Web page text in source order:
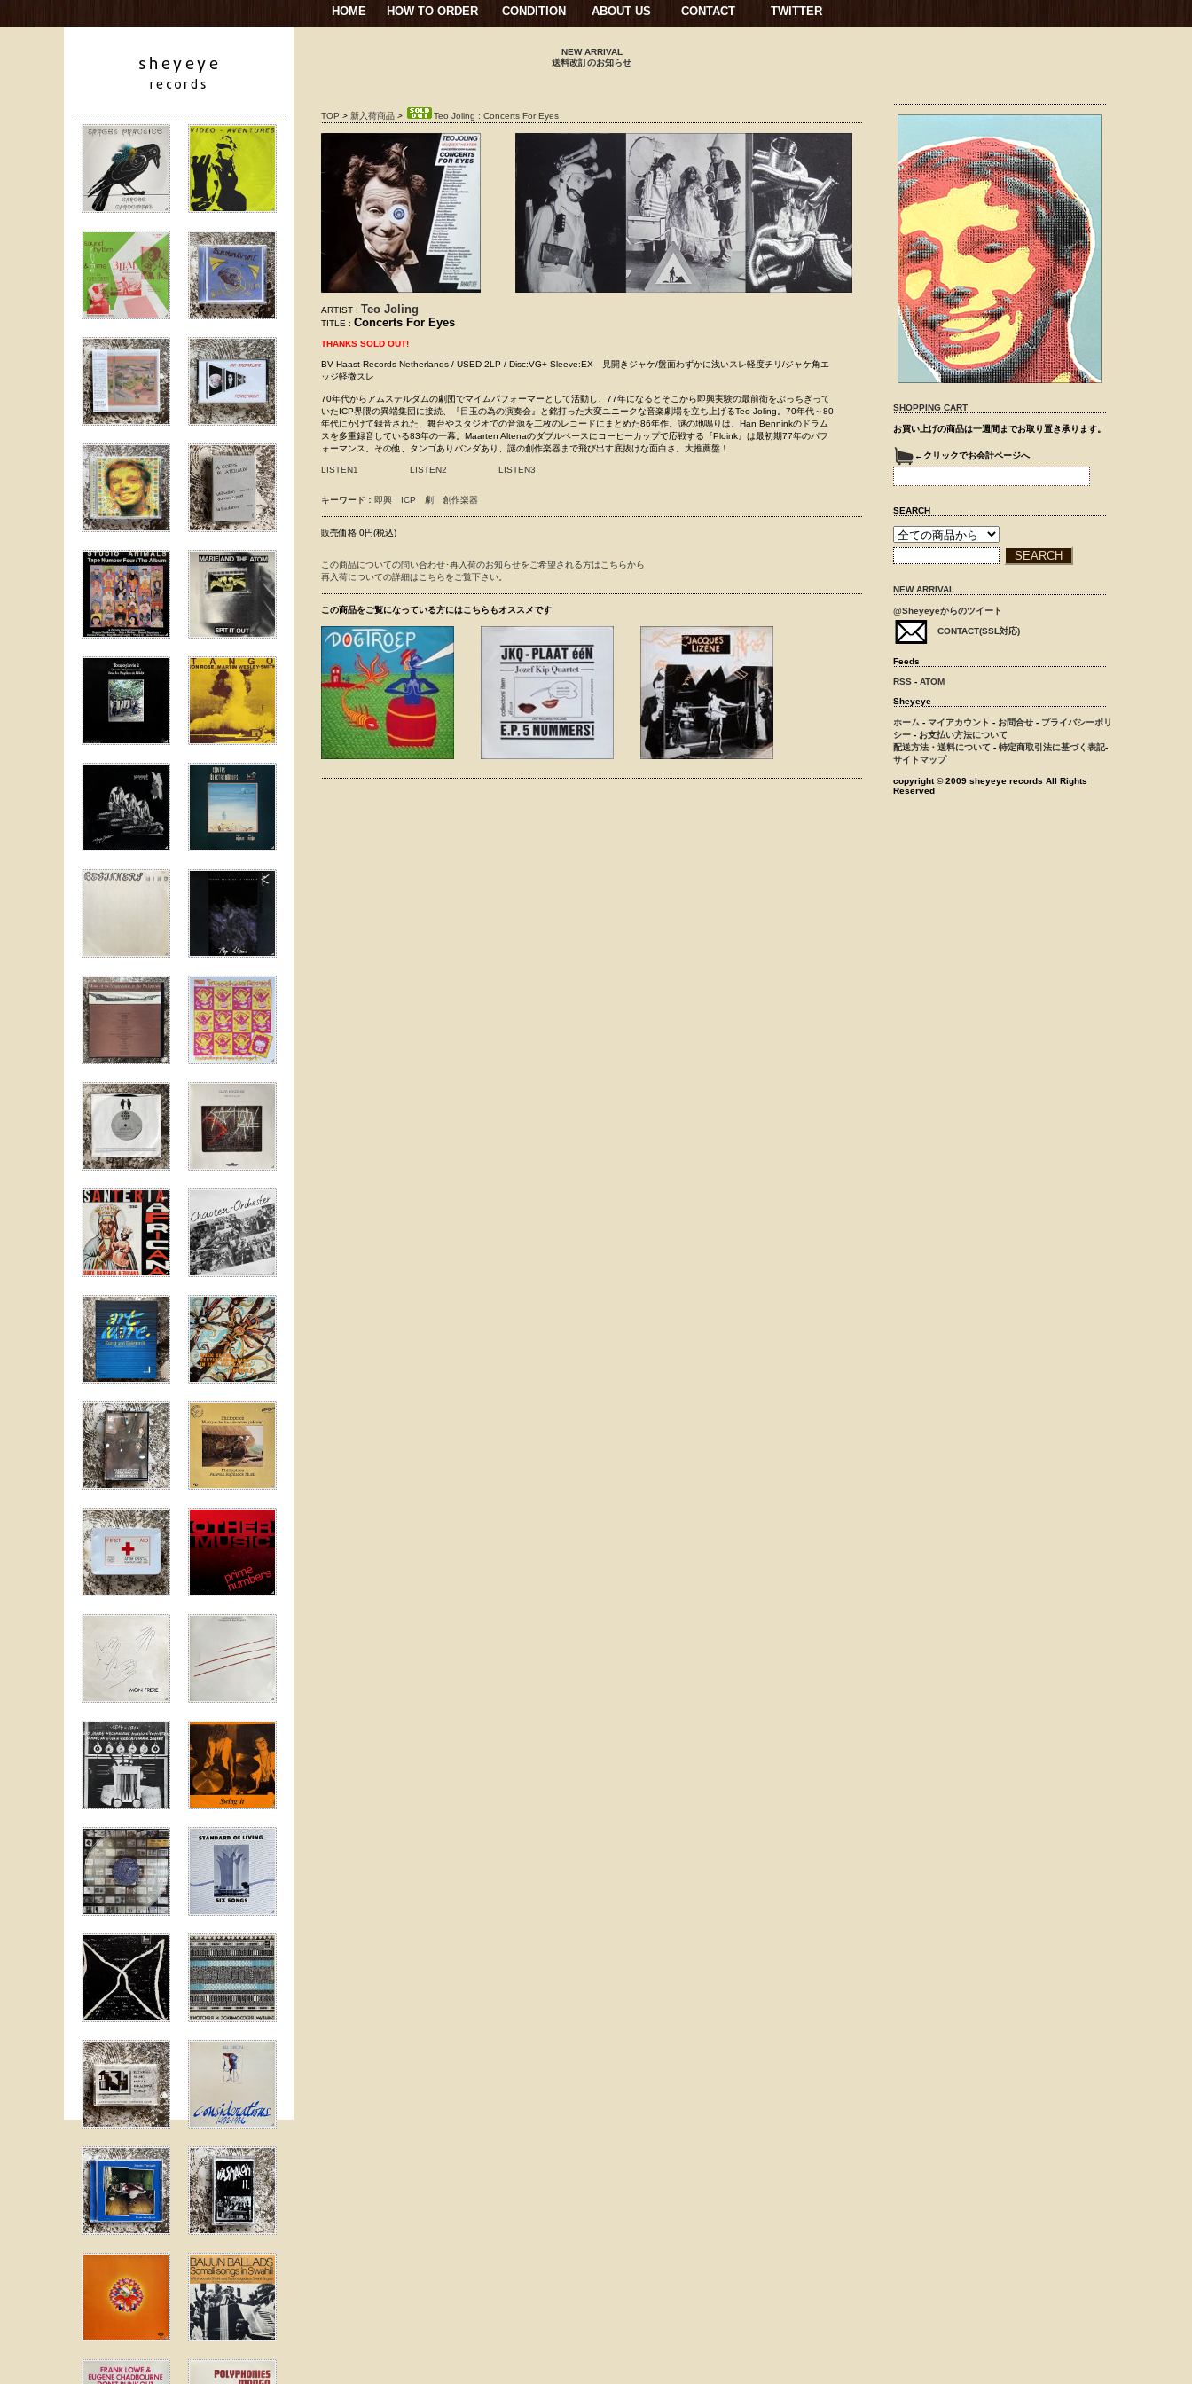
HOME HOW TO ORDER CONDITION ABOUT US CONTACT TWITTER
NEW ARRIVAL
送料改訂のお知らせ
TOP > 新入荷商品 > Teo Joling : Concerts For Eyes
ARTIST : Teo Joling
TITLE : Concerts For Eyes
THANKS SOLD OUT!
BV Haast Records Netherlands / USED 2LP / Disc:VG+ Sleeve:EX 見開きジャケ/盤面わずかに浅いスレ軽度チリ/ジャケ角エ
ッジ軽微スレ
70年代からアムステルダムの劇団でマイムパフォーマーとして活動し、77年になるとそこから即興実験の最前衛をぶっちぎって
いたICP界隈の異端集団に接続、『目玉の為の演奏会』と銘打った大変ユニークな音楽劇場を立ち上げるTeo Joling。70年代～80
年代にかけて録音された、舞台やスタジオでの音源を二枚のレコードにまとめた86年作。謎の地鳴りは、Han Benninkのドラム
スを多重録音している83年の一幕。Maarten Altenaのダブルベースにコーヒーカップで応戦する『Ploink』は最初期77年のパフ
ォーマンス。その他、タンゴありバンダあり、謎の創作楽器まで飛び出す底抜けな面白さ。大推薦盤！
LISTEN1 LISTEN2 LISTEN3
キーワード： 即興 ICP 劇 創作楽器
販売価格 0円(税込)
この商品についての問い合わせ･再入荷のお知らせをご希望される方はこちらから
再入荷についての詳細はこちらをご覧下さい。
この商品をご覧になっている方にはこちらもオススメです
SHOPPING CART
お買い上げの商品は一週間までお取り置き承ります。
←クリックでお会計ページへ
SEARCH
NEW ARRIVAL
@Sheyeyeからのツイート
CONTACT(SSL対応)
Feeds
RSS - ATOM
Sheyeye
ホーム - マイアカウント - お問合せ - プライバシーポリ
シー - お支払い方法について
配送方法・送料について - 特定商取引法に基づく表記-
サイトマップ
copyright © 2009 sheyeye records All Rights
Reserved